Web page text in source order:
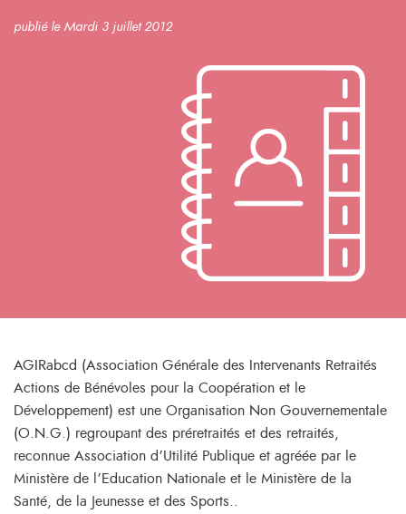
publié le Mardi 3 juillet 2012
AGIRabcd (Association Générale des Intervenants Retraités
Actions de Bénévoles pour la Coopération et le
Développement) est une Organisation Non Gouvernementale
(O.N.G.) regroupant des préretraités et des retraités,
reconnue Association d’Utilité Publique et agréée par le
Ministère de l’Education Nationale et le Ministère de la
Santé, de la Jeunesse et des Sports..